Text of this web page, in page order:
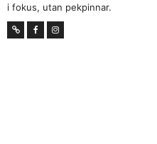
i fokus, utan pekpinnar.